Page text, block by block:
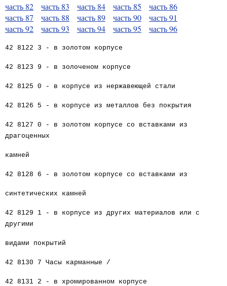
часть 82
часть 83 часть 84 часть 85
часть 86
часть 87
часть 88 часть 89 часть 90
часть 91
часть 92
часть 93 часть 94 часть 95 часть 96
42 8122 3 - в золотом корпусе
42 8123 9 - в золоченом корпусе
42 8125 0 - в корпусе из нержавеющей стали
42 8126 5 - в корпусе из металлов без покрытия
42 8127 0 - в золотом корпусе со вставками из
драгоценных
камней
42 8128 6 - в золотом корпусе со вставками из
синтетических камней
42 8129 1 - в корпусе из других материалов или с
другими
видами покрытий
42 8130 7 Часы карманные /
42 8131 2 - в хромированном корпусе